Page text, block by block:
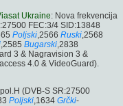
Ukraine: Nova frekvencija
FEC:3/4 SID:13848
Poljski,2566 Ruski,2568
,2585 Bugarski,2838
3 & Nagravision 3 &
4.0 & VideoGuard).
(DVB-S SR:27500
Poljski,1634 Grčki-